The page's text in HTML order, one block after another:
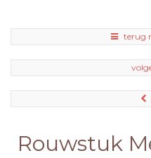
terug
Rouwstuk